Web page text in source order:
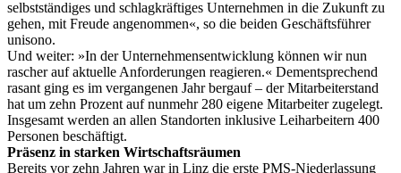
selbstständiges und schlagkräftiges Unternehmen in die Zukunft zu
gehen, mit Freude angenommen«, so die beiden Geschäftsführer
unisono.
Und weiter: »In der Unternehmensentwicklung können wir nun
rascher auf aktuelle Anforderungen reagieren.« Dementsprechend
rasant ging es im vergangenen Jahr bergauf – der Mitarbeiterstand
hat um zehn Prozent auf nunmehr 280 eigene Mitarbeiter zugelegt.
Insgesamt werden an allen Standorten inklusive Leiharbeitern 400
Personen beschäftigt.
Präsenz in starken Wirtschaftsräumen
Bereits vor zehn Jahren war in Linz die erste PMS-Niederlassung